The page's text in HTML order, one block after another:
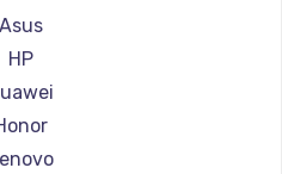
Gigabyte
Aorus
Maibenben
Getac
Epson
Asus
HP